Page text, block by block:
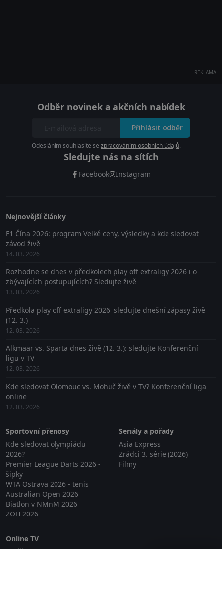
REKLAMA
Odběr novinek a akčních nabídek
Přihlásit odběr
Odesláním souhlasíte se zpracováním osobních údajů.
Sledujte nás na sítích
Facebook Instagram
Nejnovější články
F1 Čína 2026: program Velké ceny, výsledky a kde sledovat
závod živě
14. 03. 2026
Rozhodne se dnes v předkolech play off extraligy 2026 i o
zbývajících postupujících? Sledujte živě
13. 03. 2026
Předkola play off extraligy 2026: sledujte dnešní zápasy živě
(12. 3.)
12. 03. 2026
Alkmaar vs. Sparta dnes živě (12. 3.): sledujte Konferenční
ligu v TV
12. 03. 2026
Kde sledovat Olomouc vs. Mohuč živě v TV? Konferenční liga
online
12. 03. 2026
Sportovní přenosy
Kde sledovat olympiádu
2026?
Premier League Darts 2026 -
šipky
WTA Ostrava 2026 - tenis
Australian Open 2026
Biatlon v NMnM 2026
ZOH 2026
Seriály a pořady
Asia Express
Zrádci 3. série (2026)
Filmy
Online TV
Lepší.TV